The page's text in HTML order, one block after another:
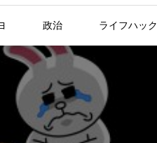
政治 ライフハック